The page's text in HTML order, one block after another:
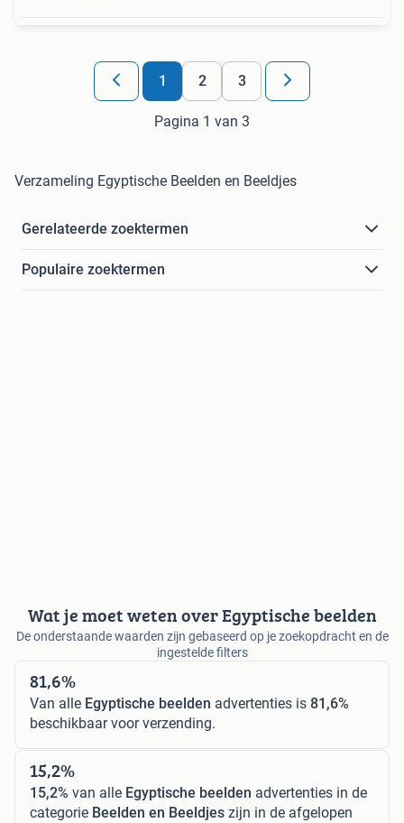
1 2 3
Pagina 1 van 3
Verzameling Egyptische Beelden en Beeldjes
Gerelateerde zoektermen
Populaire zoektermen
Wat je moet weten over Egyptische beelden
De onderstaande waarden zijn gebaseerd op je zoekopdracht en de
ingestelde filters
81,6%
Van alle Egyptische beelden advertenties is 81,6%
beschikbaar voor verzending.
15,2%
15,2% van alle Egyptische beelden advertenties in de
categorie Beelden en Beeldjes zijn in de afgelopen